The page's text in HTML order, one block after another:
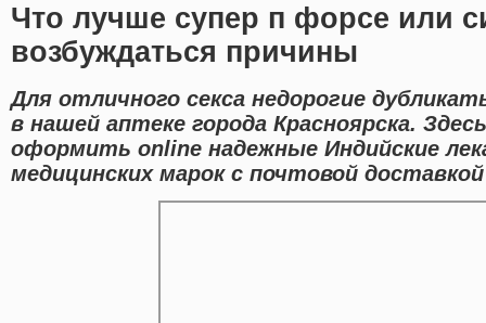
Что лучше супер п форсе или
возбуждаться причины
Для отличного секса недорогие
в нашей аптеке города Красноярска.
оформить online надежные Индийские
медицинских марок с почтовой